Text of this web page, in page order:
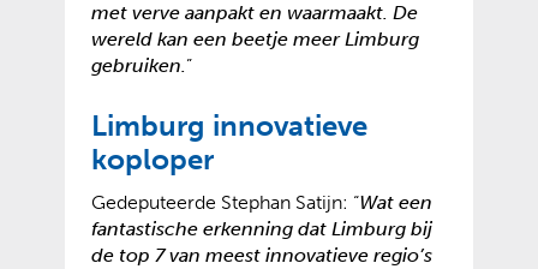
met verve aanpakt en waarmaakt. De
wereld kan een beetje meer Limburg
gebruiken.”
Limburg innovatieve
koploper
Gedeputeerde Stephan Satijn: “Wat een
fantastische erkenning dat Limburg bij
de top 7 van meest innovatieve regio’s